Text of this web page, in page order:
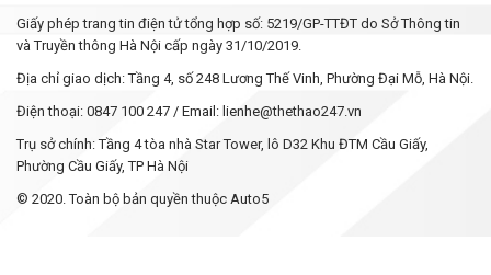
Giấy phép trang tin điện tử tổng hợp số: 5219/GP-TTĐT do Sở Thông tin
và Truyền thông Hà Nội cấp ngày 31/10/2019.
Địa chỉ giao dịch: Tầng 4, số 248 Lương Thế Vinh, Phường Đại Mỗ, Hà Nội.
Điện thoại: 0847 100 247 / Email: lienhe@thethao247.vn
Trụ sở chính: Tầng 4 tòa nhà Star Tower, lô D32 Khu ĐTM Cầu Giấy,
Phường Cầu Giấy, TP Hà Nội
© 2020. Toàn bộ bản quyền thuộc Auto5